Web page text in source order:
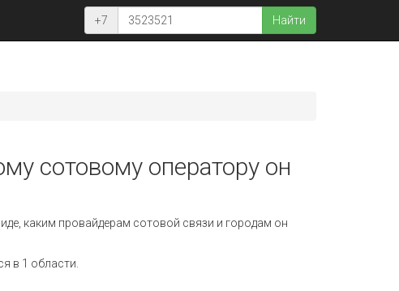
+7 Найти
сотовому оператору он
каким провайдерам сотовой связи и городам он
в 1 области.